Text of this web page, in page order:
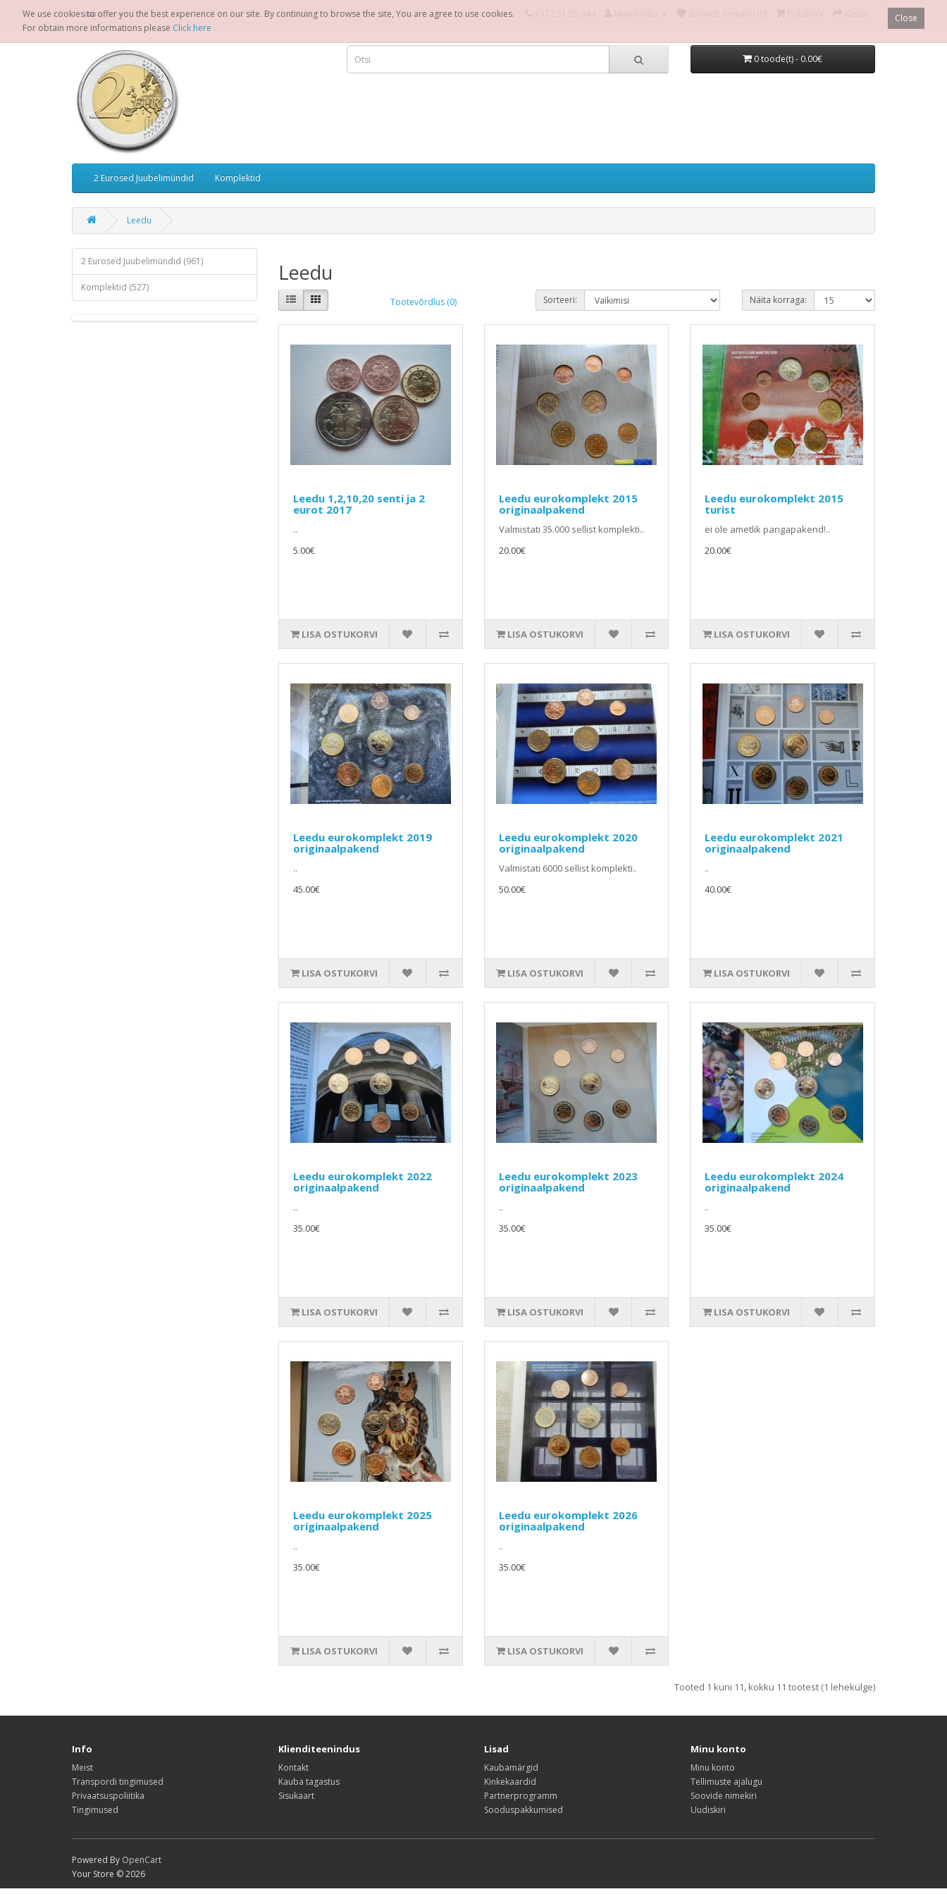
Keel
0 toode(t) - 0.00€
2 Eurosed Juubelimündid Komplektid
Leedu
2 Eurosed Juubelimündid (961)
Komplektid (527)
Leedu
Tootevõrdlus (0) Sorteeri: Näita korraga:
Leedu 1,2,10,20 senti ja 2
eurot 2017
..
5.00€
LISA OSTUKORVI
Leedu eurokomplekt 2015
originaalpakend
Valmistati 35.000 sellist komplekti..
20.00€
LISA OSTUKORVI
Leedu eurokomplekt 2015
turist
ei ole ametlik pangapakend!..
20.00€
LISA OSTUKORVI
Leedu eurokomplekt 2019
originaalpakend
..
45.00€
LISA OSTUKORVI
Leedu eurokomplekt 2020
originaalpakend
Valmistati 6000 sellist komplekti..
50.00€
LISA OSTUKORVI
Leedu eurokomplekt 2021
originaalpakend
..
40.00€
LISA OSTUKORVI
Leedu eurokomplekt 2022
originaalpakend
..
35.00€
LISA OSTUKORVI
Leedu eurokomplekt 2023
originaalpakend
..
35.00€
LISA OSTUKORVI
Leedu eurokomplekt 2024
originaalpakend
..
35.00€
LISA OSTUKORVI
Leedu eurokomplekt 2025
originaalpakend
..
35.00€
LISA OSTUKORVI
Leedu eurokomplekt 2026
originaalpakend
..
35.00€
LISA OSTUKORVI
Tooted 1 kuni 11, kokku 11 tootest (1 lehekülge)
Info
Meist
Transpordi tingimused
Privaatsuspoliitika
Tingimused
Klienditeenindus
Kontakt
Kauba tagastus
Sisukaart
Lisad
Kaubamärgid
Kinkekaardid
Partnerprogramm
Sooduspakkumised
Minu konto
Minu konto
Tellimuste ajalugu
Soovide nimekiri
Uudiskiri
Powered By OpenCart
Your Store © 2026
Close
We use cookies to offer you the best experience on our site. By continuing to browse the site, You are agree to use cookies.
For obtain more informations please Click here